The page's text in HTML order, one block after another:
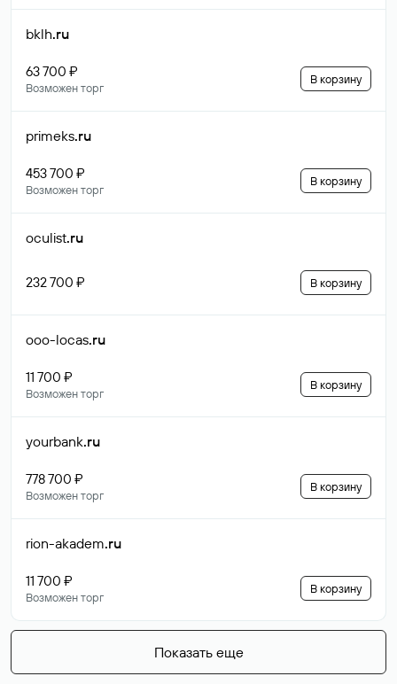
bklh.ru
63 700 ₽
Возможен торг
В корзину
primeks.ru
453 700 ₽
Возможен торг
В корзину
oculist.ru
232 700 ₽ В корзину
ooo-locas.ru
11 700 ₽
Возможен торг
В корзину
yourbank.ru
778 700 ₽
Возможен торг
В корзину
rion-akadem.ru
11 700 ₽
Возможен торг
В корзину
Показать еще